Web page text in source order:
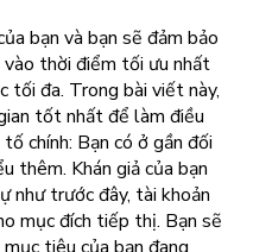
bạn và bạn sẽ đảm bảo
vào thời điểm tối ưu nhất
tối đa. Trong bài viết này,
tốt nhất để làm điều
chính: Bạn có ở gần đối
thêm. Khán giả của bạn
như trước đây, tài khoản
mục đích tiếp thị. Bạn sẽ